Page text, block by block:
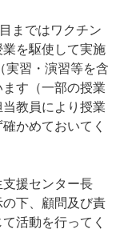
まではワクチン
を駆使して実施
実習・演習等を含
す（一部の授業
教員により授業
かめておいてく
援センター長
の下、顧問及び責
活動を行ってく